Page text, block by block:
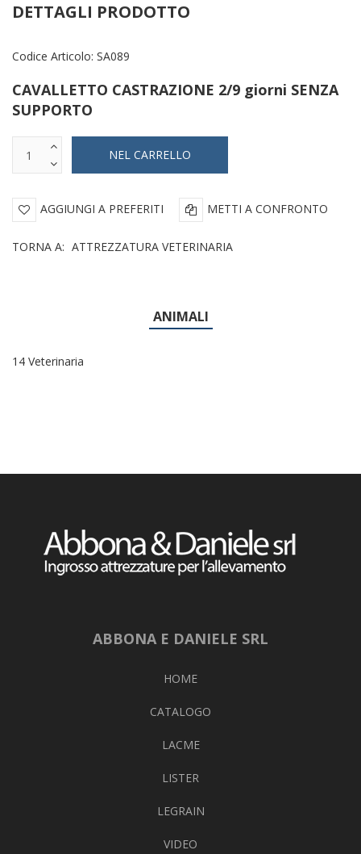
DETTAGLI PRODOTTO
Codice Articolo: SA089
CAVALLETTO CASTRAZIONE 2/9 giorni SENZA
SUPPORTO
AGGIUNGI A PREFERITI METTI A CONFRONTO
TORNA A: ATTREZZATURA VETERINARIA
ANIMALI
14 Veterinaria
ABBONA E DANIELE SRL
HOME
CATALOGO
LACME
LISTER
LEGRAIN
VIDEO